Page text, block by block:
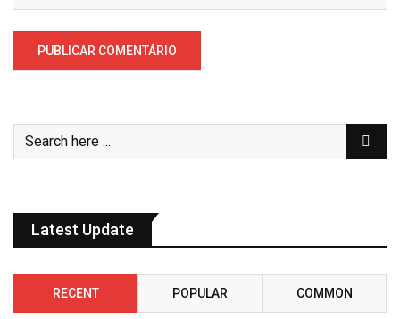
Latest Update
RECENT POPULAR COMMON